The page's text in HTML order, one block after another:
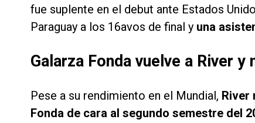
fue suplente en el debut ante Estados
Paraguay a los 16avos de final y una
Galarza Fonda vuelve a River
Pese a su rendimiento en el Mundial, River
Fonda de cara al segundo semestre del